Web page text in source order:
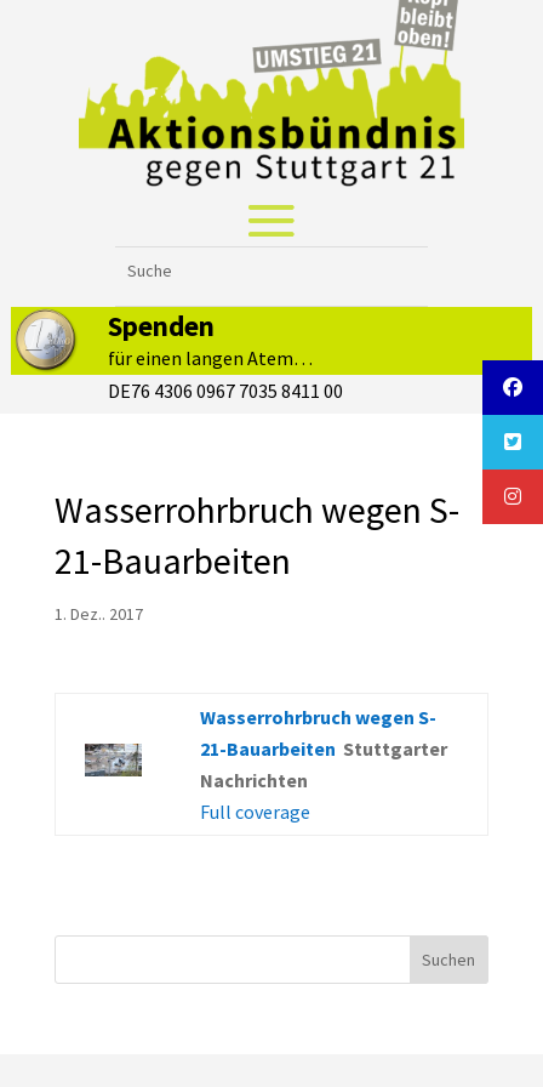
Spenden
für einen langen Atem…
DE76 4306 0967 7035 8411 00
Wasserrohrbruch wegen S-
21-Bauarbeiten
1. Dez.. 2017
Wasserrohrbruch wegen S-
21-Bauarbeiten Stuttgarter
Nachrichten
Full coverage
Suchen